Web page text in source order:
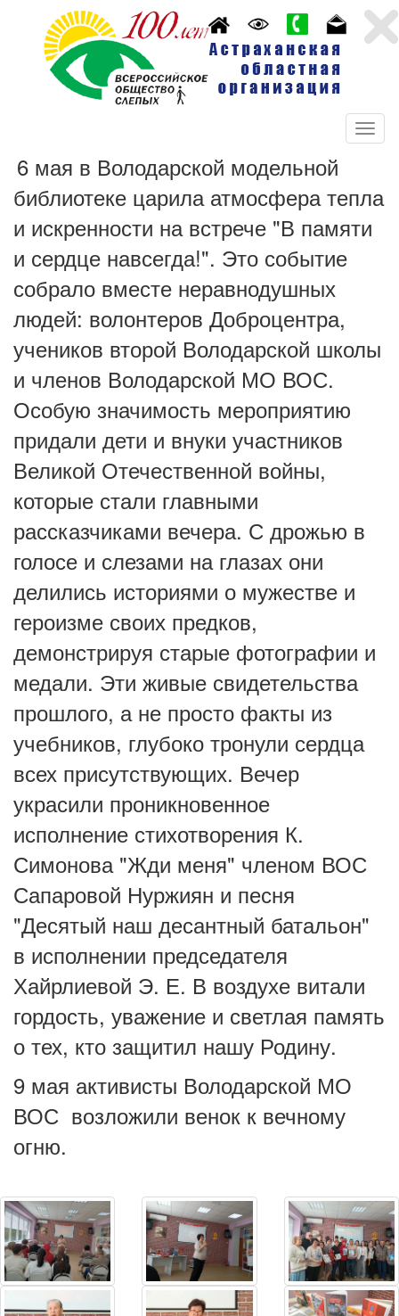
6 мая в Володарской модельной
библиотеке царила атмосфера тепла
и искренности на встрече "В памяти
и сердце навсегда!". Это событие
собрало вместе неравнодушных
людей: волонтеров Доброцентра,
учеников второй Володарской школы
и членов Володарской МО ВОС.
Особую значимость мероприятию
придали дети и внуки участников
Великой Отечественной войны,
которые стали главными
рассказчиками вечера. С дрожью в
голосе и слезами на глазах они
делились историями о мужестве и
героизме своих предков,
демонстрируя старые фотографии и
медали. Эти живые свидетельства
прошлого, а не просто факты из
учебников, глубоко тронули сердца
всех присутствующих. Вечер
украсили проникновенное
исполнение стихотворения К.
Симонова "Жди меня" членом ВОС
Сапаровой Нуржиян и песня
"Десятый наш десантный батальон"
в исполнении председателя
Хайрлиевой Э. Е. В воздухе витали
гордость, уважение и светлая память
о тех, кто защитил нашу Родину.
9 мая активисты Володарской МО
ВОС возложили венок к вечному
огню.